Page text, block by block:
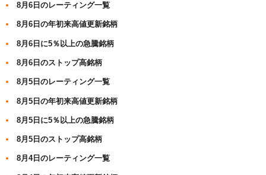
8月6日のレーティング一覧
8月6日の年初来高値更新銘柄
8月6日に5％以上の急騰銘柄
8月6日のストップ高銘柄
8月5日のレーティング一覧
8月5日の年初来高値更新銘柄
8月5日に5％以上の急騰銘柄
8月5日のストップ高銘柄
8月4日のレーティング一覧